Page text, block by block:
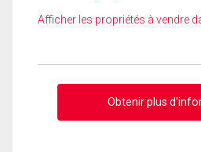
Afficher les propriétés à vendre
Obtenir plus